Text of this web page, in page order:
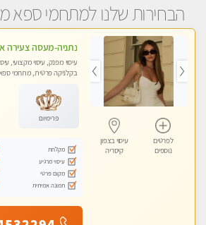
הבחירות שלנו למתחמי ספא
לפרטים
נוספים
עיסוי בצפון
קיסריה
עיסוי מפנק, עיסוי מקצועי,
בקלניקה פרטית, מתחמי
פרימיום
מקלחת
עיסוי מרגיע
מקום פרטי
תמונה אמיתית